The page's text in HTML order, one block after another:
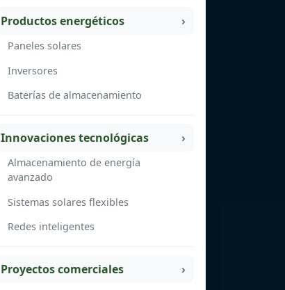
Productos energéticos
Paneles solares
Inversores
Baterías de almacenamiento
Innovaciones tecnológicas
Almacenamiento de energía
avanzado
Sistemas solares flexibles
Redes inteligentes
Proyectos comerciales